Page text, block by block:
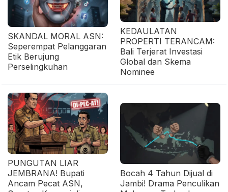
SKANDAL MORAL ASN:
Seperempat Pelanggaran
Etik Berujung
Perselingkuhan
KEDAULATAN
PROPERTI TERANCAM:
Bali Terjerat Investasi
Global dan Skema
Nominee
PUNGUTAN LIAR
JEMBRANA! Bupati
Ancam Pecat ASN,
Bocah 4 Tahun Dijual di
Jambi! Drama Penculikan